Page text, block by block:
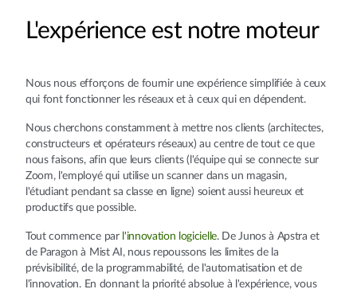
L'expérience est notre moteur
Nous nous efforçons de fournir une expérience simplifiée à ceux
qui font fonctionner les réseaux et à ceux qui en dépendent.
Nous cherchons constamment à mettre nos clients (architectes,
constructeurs et opérateurs réseaux) au centre de tout ce que
nous faisons, afin que leurs clients (l'équipe qui se connecte sur
Zoom, l'employé qui utilise un scanner dans un magasin,
l'étudiant pendant sa classe en ligne) soient aussi heureux et
productifs que possible.
Tout commence par l'innovation logicielle. De Junos à Apstra et
de Paragon à Mist AI, nous repoussons les limites de la
prévisibilité, de la programmabilité, de l'automatisation et de
l'innovation. En donnant la priorité absolue à l'expérience, vous